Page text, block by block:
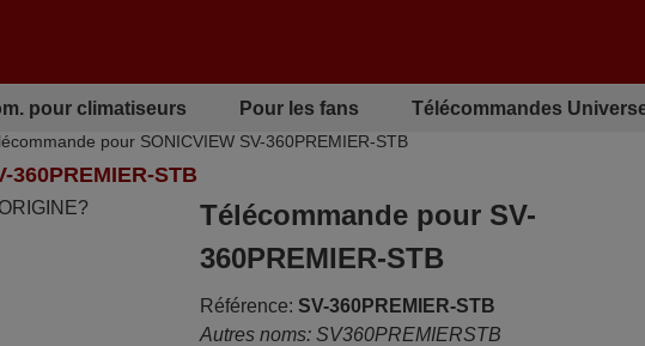
pour climatiseurs Pour les fans Télécommandes
pour SONICVIEW SV-360PREMIER-STB
360PREMIER-STB
Télécommande pour SV-
360PREMIER-STB
Référence: SV-360PREMIER-STB
Autres noms: SV360PREMIERSTB